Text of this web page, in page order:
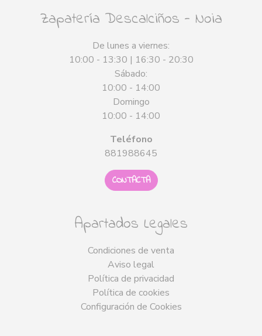
Zapatería Descalciños - Noia
De lunes a viernes:
10:00 - 13:30 | 16:30 - 20:30
Sábado:
10:00 - 14:00
Domingo
10:00 - 14:00
Teléfono
881988645
CONTACTA
Apartados Legales
Condiciones de venta
Aviso legal
Política de privacidad
Política de cookies
Configuración de Cookies